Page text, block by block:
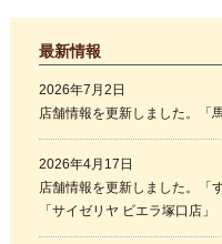
最新情報
2026年7月2日
店舗情報を更新しました。「
2026年4月17日
店舗情報を更新しました。「
「サイゼリヤ ビエラ塚口店」